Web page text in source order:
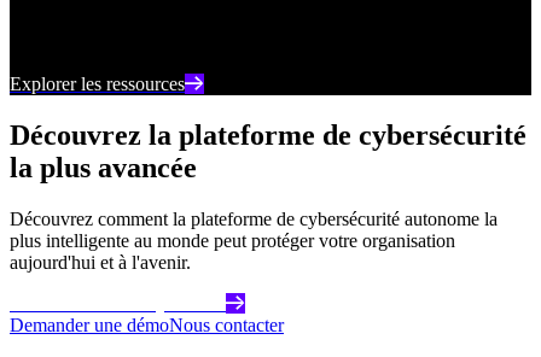
Explorer les ressources
Découvrez la plateforme de cybersécurité
la plus avancée
Découvrez comment la plateforme de cybersécurité autonome la
plus intelligente au monde peut protéger votre organisation
aujourd'hui et à l'avenir.
Demander une démoNous contacter